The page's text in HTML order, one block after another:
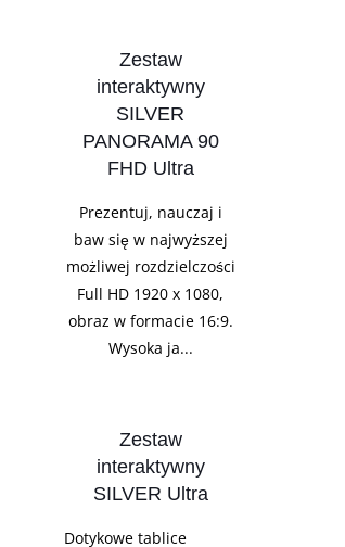
Zestaw
interaktywny
SILVER
PANORAMA 90
FHD Ultra
Prezentuj, nauczaj i
baw się w najwyższej
możliwej rozdzielczości
Full HD 1920 x 1080,
obraz w formacie 16:9.
Wysoka ja...
Zestaw
interaktywny
SILVER Ultra
Dotykowe tablice